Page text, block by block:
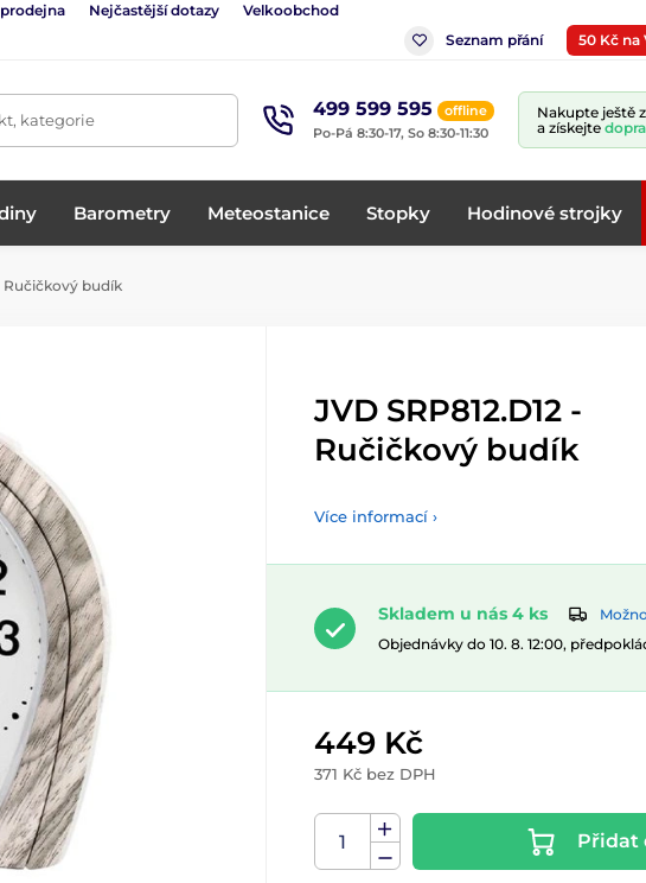
Nejčastější dotazy Velkoobchod
Seznam přání
50 Kč na
kategorie 499 599 595
offline
Po-Pá 8:30-17, So 8:30-11:30
Nakupte ještě
a získejte
Barometry Meteostanice Stopky Hodinové strojky
Ručičkový budík
JVD SRP812.D12 -
Ručičkový budík
Více informací ›
Skladem u nás 4 ks
Objednávky do 10. 8. 12:00,
449 Kč
371 Kč bez DPH
Přidat